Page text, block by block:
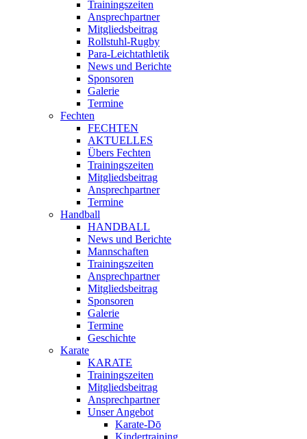
Trainingszeiten
Ansprechpartner
Mitgliedsbeitrag
Rollstuhl-Rugby
Para-Leichtathletik
News und Berichte
Sponsoren
Galerie
Termine
Fechten
FECHTEN
AKTUELLES
Übers Fechten
Trainingszeiten
Mitgliedsbeitrag
Ansprechpartner
Termine
Handball
HANDBALL
News und Berichte
Mannschaften
Trainingszeiten
Ansprechpartner
Mitgliedsbeitrag
Sponsoren
Galerie
Termine
Geschichte
Karate
KARATE
Trainingszeiten
Mitgliedsbeitrag
Ansprechpartner
Unser Angebot
Karate-Dō
Kindertraining